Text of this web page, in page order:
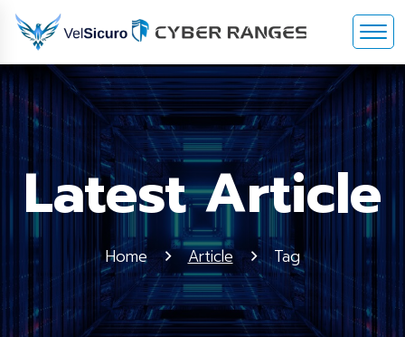
Latest Article
Home Article Tag